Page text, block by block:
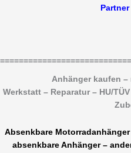
Anhänger kaufen –
Werkstatt – Reparatur – HU/
Absenkbare
absenkbare Anhänger –